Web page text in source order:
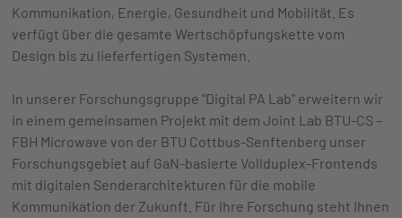
Kommunikation, Energie, Gesundheit und Mobilität. Es
verfügt über die gesamte Wertschöpfungskette vom
Design bis zu lieferfertigen Systemen.
In unserer Forschungsgruppe "Digital PA Lab" erweitern wir
in einem gemeinsamen Projekt mit dem Joint Lab BTU-CS –
FBH Microwave von der BTU Cottbus-Senftenberg unser
Forschungsgebiet auf GaN-basierte Vollduplex-Frontends
mit digitalen Senderarchitekturen für die mobile
Kommunikation der Zukunft. Für Ihre Forschung steht Ihnen